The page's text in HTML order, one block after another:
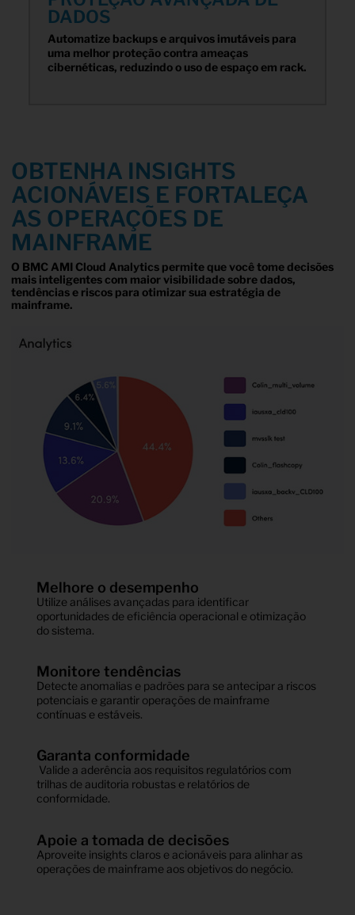
DADOS
Automatize backups e arquivos imutáveis para
uma melhor proteção contra ameaças
cibernéticas, reduzindo o uso de espaço em rack.
OBTENHA INSIGHTS
ACIONÁVEIS E FORTALEÇA
AS OPERAÇÕES DE
MAINFRAME
O BMC AMI Cloud Analytics permite que você tome decisões
mais inteligentes com maior visibilidade sobre dados,
tendências e riscos para otimizar sua estratégia de
mainframe.
Melhore o desempenho
Utilize análises avançadas para identificar
oportunidades de eficiência operacional e otimização
do sistema.
Monitore tendências
Detecte anomalias e padrões para se antecipar a riscos
potenciais e garantir operações de mainframe
contínuas e estáveis.
Garanta conformidade
Valide a aderência aos requisitos regulatórios com
trilhas de auditoria robustas e relatórios de
conformidade.
Apoie a tomada de decisões
Aproveite insights claros e acionáveis para alinhar as
operações de mainframe aos objetivos do negócio.